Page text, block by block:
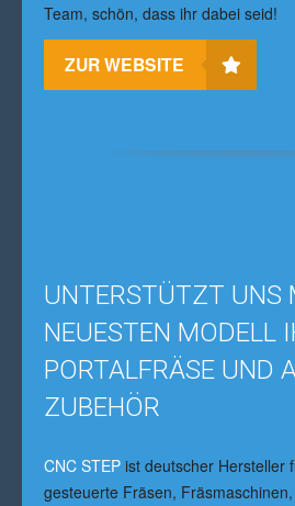
Team, schön, dass ihr dabei seid!
ZUR WEBSITE
UNTERSTÜTZT UNS
NEUESTEN MODELL
PORTALFRÄSE UND
ZUBEHÖR
CNC STEP ist deutscher Hersteller
gesteuerte Fräsen,